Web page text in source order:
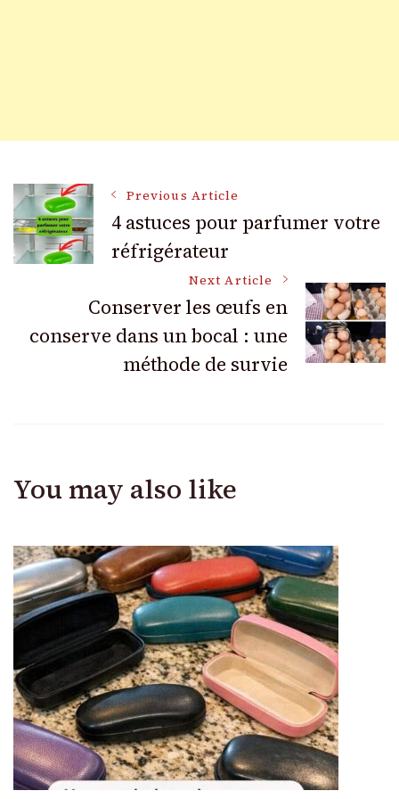
Post
Navigation
Previous Article
4 astuces pour parfumer votre
réfrigérateur
Next Article
Conserver les œufs en
conserve dans un bocal : une
méthode de survie
You may also like